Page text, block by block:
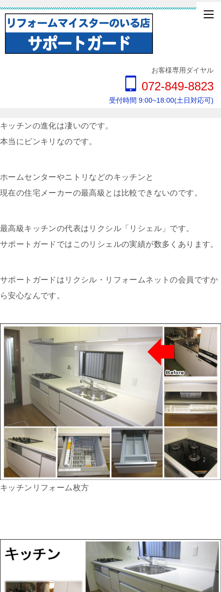
お客様専用ダイヤル
072-849-8823
受付時間 9:00~18:00(土日対応可)
キッチンの進化は凄いのです。
本当にピンキリなのです。
ホームセンターやニトリなどのキッチンと
現在の住宅メーカーの最高級とは比較できないのです。
最高級キッチンの代表はリクシル「リシェル」です。
サポートガードではこのリシェルの実績が数多くあります。
サポートガードはリクシル・リフォームネットの会員ですか
ら安心なんです。
キッチンリフォーム枚方